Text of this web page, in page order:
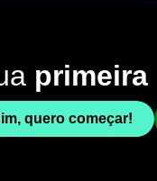
primeira
quero começar!